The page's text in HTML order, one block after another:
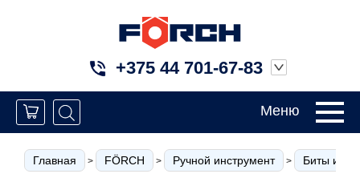
+375 44 701-67-83
Меню
Главная > FÖRCH > Ручной инструмент > Биты и